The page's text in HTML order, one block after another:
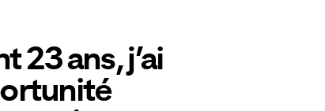
23 ans, j’ai